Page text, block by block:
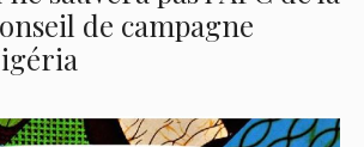
de campagne